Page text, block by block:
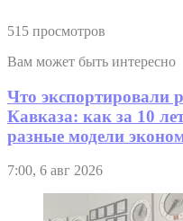
515 просмотров
Вам может быть интересно
Что экспортировали
Кавказа: как за 10
разные модели
7:00, 6 авг 2026